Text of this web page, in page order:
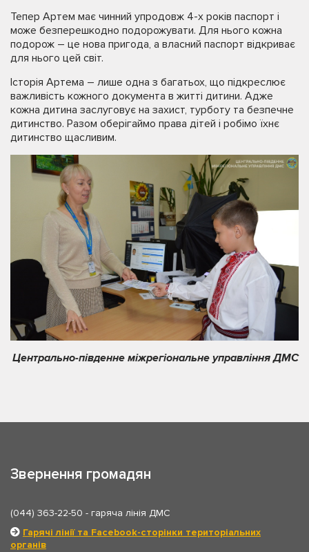
Тепер Артем має чинний упродовж 4-х років паспорт і
може безперешкодно подорожувати. Для нього кожна
подорож – це нова пригода, а власний паспорт відкриває
для нього цей світ.
Історія Артема – лише одна з багатьох, що підкреслює
важливість кожного документа в житті дитини. Адже
кожна дитина заслуговує на захист, турботу та безпечне
дитинство. Разом оберігаймо права дітей і робімо їхнє
дитинство щасливим.
Центрально-південне міжрегіональне управління ДМС
Звернення громадян
(044) 363-22-50 - гаряча лінія ДМС
Гарячі лінії та Facebook-сторінки територіальних
органів